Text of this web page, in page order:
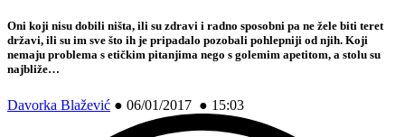
Oni koji nisu dobili ništa, ili su zdravi i radno sposobni pa ne žele biti teret
državi, ili su im sve što ih je pripadalo pozobali pohlepniji od njih. Koji
nemaju problema s etičkim pitanjima nego s golemim apetitom, a stolu su
najbliže…
Davorka Blažević ● 06/01/2017 ● 15:03